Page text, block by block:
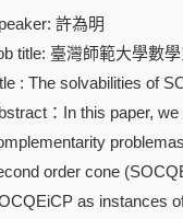
許為明
title: 臺灣師範大學數
: The solvabilities of
：In this paper,
order cone
as instances